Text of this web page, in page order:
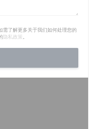
需了解更多关于我们如何处理您的
隐私政策